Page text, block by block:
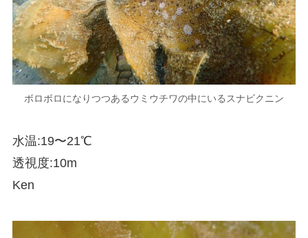
ボロボロになりつつあるウミウチワの中にいるスナビクニン
水温:19〜21℃
透視度:10m
Ken